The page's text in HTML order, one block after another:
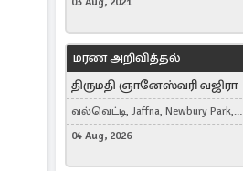
மரண அறிவித்தல்
திருமதி ஞானேஸ்வரி வஜிரா
வல்வெட்டி, Jaffna, Newbury Park,
United Kingdom
04 Aug, 2026